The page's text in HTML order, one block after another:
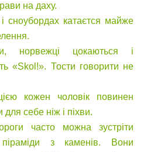
на даху.
сноубордах катаєтcя майже
норвежці цокаються і
«Skol!». Тости говорити не
кожен чоловік повинен
для себе ніж і піхви.
часто можна зустріти
піраміди з каменів. Вони